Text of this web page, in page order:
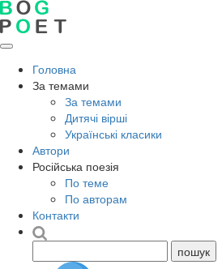
Головна
За темами
За темами
Дитячі вірші
Українські класики
Автори
Російська поезія
По теме
По авторам
Контакти